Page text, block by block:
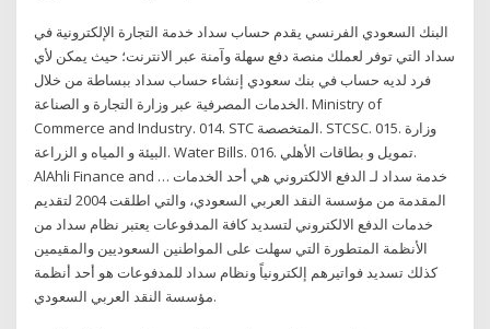
البنك السعودي الفرنسي يقدم حساب سداد خدمة التجارة الإلكترونية في
سداد التي توفر لعملك منصة دفع سهلة وآمنة عبر الانترنت؛ حيث يمكن لأي
فرد لديه حساب في بنك سعودي إنشاء حساب سداد ببساطة من خلال
الخدمات المصرفية عبر وزارة التجارة و الصناعة. Ministry of
Commerce and Industry. 014. STC المتخصصة. STCSC. 015. وزارة
البيئة و المياه و الزراعة. Water Bills. 016. تمويل و بطاقات الأهلي.
AlAhli Finance and … خدمة سداد لـ الدفع الالكتروني هي أحد الخدمات
المقدمة من مؤسسة النقد العربي السعودي، والتي اطلقت 2004 لتقديم
خدمات الدفع الالكتروني لتسديد كافة المدفوعات يعتبر نظام سداد من
الأنظمة المتطورة التي سهلت على المواطنين السعوديين والمقيمين
كذلك تسديد فواتيرهم إلكترونياً ونظام سداد للمدفوعات هو أحد أنظمة
مؤسسة النقد العربي السعودي.